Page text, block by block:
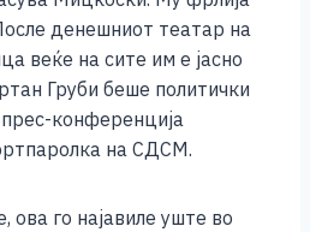
s
A
p
p
l y
Li
n
k
e
денешниот театар на
веќе на сите им е јасно
Груби беше политички
конференција
на СДСМ.
го најавиле уште во